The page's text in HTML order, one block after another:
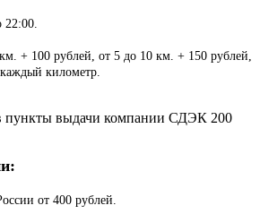
22:00.
+ 100 рублей, от 5 до 10 км. + 150 рублей,
километр.
пункты выдачи компании СДЭК 200
от 400 рублей.